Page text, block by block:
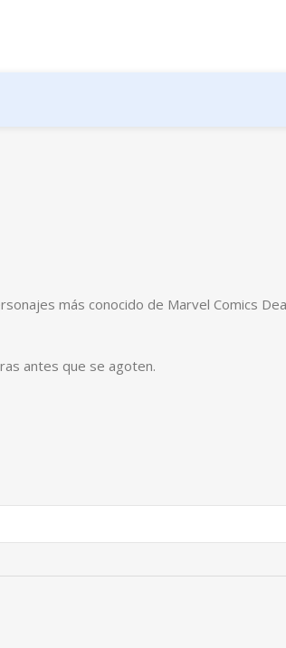
más conocido de Marvel Comics
antes que se agoten.